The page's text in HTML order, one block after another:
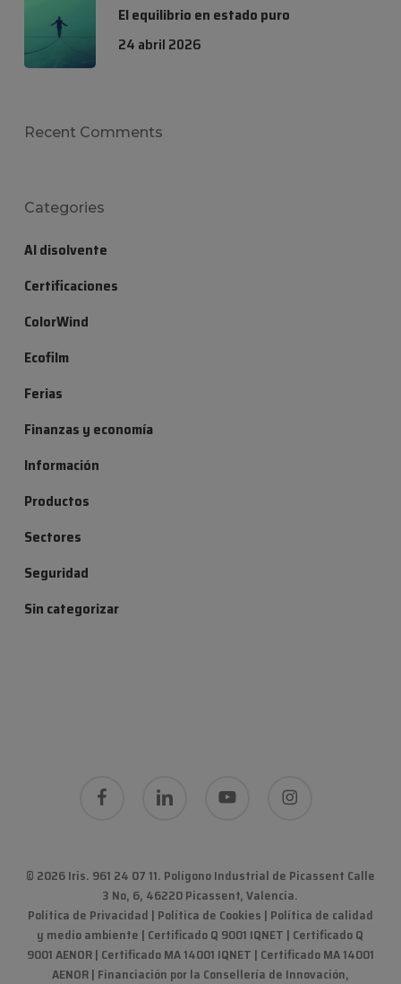
El equilibrio en estado puro
24 abril 2026
Recent Comments
Categories
Al disolvente
Certificaciones
ColorWind
Ecofilm
Ferias
Finanzas y economía
Información
Productos
Sectores
Seguridad
Sin categorizar
facebook linkedin instagram
© 2026 Iris. 961 24 07 11. Polígono Industrial de Picassent Calle
3 No, 6, 46220 Picassent, Valencia.
Política de Privacidad | Política de Cookies | Política de calidad
y medio ambiente | Certificado Q 9001 IQNET | Certificado Q
9001 AENOR | Certificado MA 14001 IQNET | Certificado MA 14001
AENOR| Financiación por la Consellería de Innovación,